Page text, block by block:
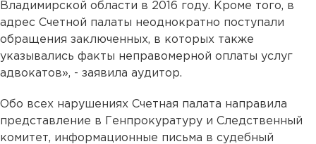
Владимирской области в 2016 году. Кроме того, в
адрес Счетной палаты неоднократно поступали
обращения заключенных, в которых также
указывались факты неправомерной оплаты услуг
адвокатов», - заявила аудитор.
Обо всех нарушениях Счетная палата направила
представление в Генпрокуратуру и Следственный
комитет, информационные письма в судебный